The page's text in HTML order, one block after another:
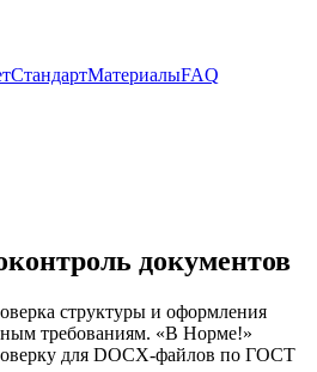
СтандартМатериалыFAQ
документов
структуры и оформления
требованиям. «В Норме!»
для DOCX-файлов по ГОСТ